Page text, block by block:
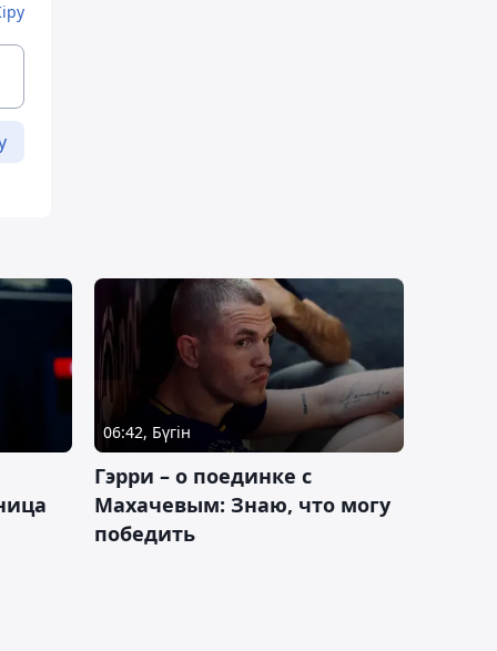
06:42, Бүгін
Гэрри – о поединке с
Махачевым: Знаю, что могу
победить